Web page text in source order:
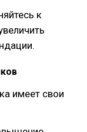
к
имеет свои